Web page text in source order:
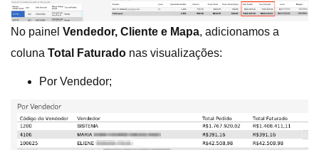
No painel Vendedor, Cliente e Mapa, adicionamos a
coluna Total Faturado nas visualizações:
Por Vendedor;